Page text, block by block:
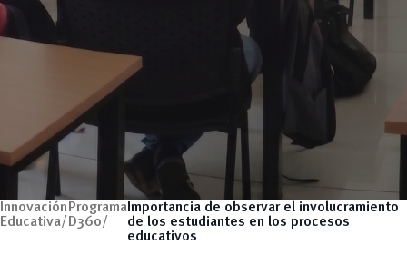
Innovación
Educativa/
Programa
D360/
Importancia de observar el involucramiento
de los estudiantes en los procesos
educativos